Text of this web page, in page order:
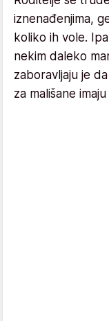
iznenađenjima,
koliko ih vole.
nekim daleko
zaboravljaju je
za mališane